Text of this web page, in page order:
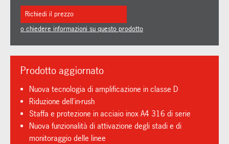
Richiedi il prezzo
o chiedere informazioni su questo prodotto
Prodotto aggiornato
Nuova tecnologia di amplificazione in classe D
Riduzione dell'in-rush
Staffa e protezione in acciaio inox A4 316 di serie
Nuova funzionalità di attivazione degli stadi e di
monitoraggio delle linee